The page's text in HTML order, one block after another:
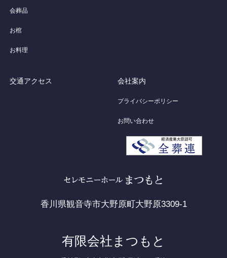
会葬品
お棺
お料理
交通アクセス 会社案内
プライバシーポリシー
お問い合わせ
香川県観音寺市大野原町大野原3309-1
有限会社まつもと